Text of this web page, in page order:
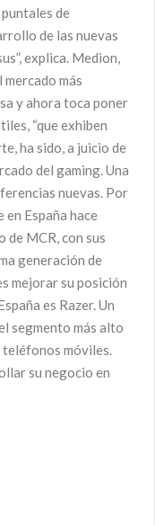
de
de las nuevas
explica. Medion,
más
y ahora toca poner
“que exhiben
ha sido, a juicio de
del gaming. Una
nuevas. Por
en España hace
de MCR, con sus
generación de
mejorar su posición
es Razer. Un
segmento más alto
teléfonos móviles.
su negocio en